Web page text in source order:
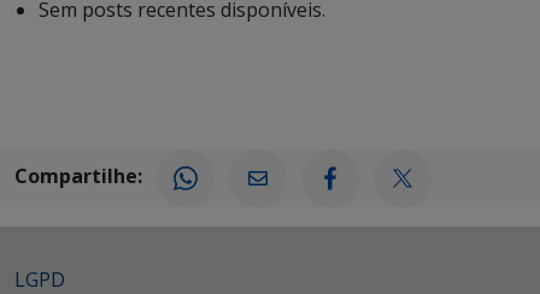
Sem posts recentes disponíveis.
Compartilhe:
LGPD